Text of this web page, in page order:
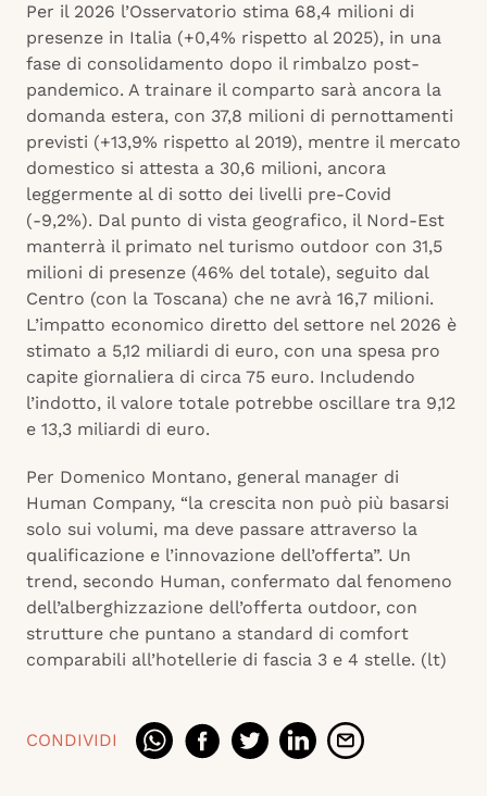
Per il 2026 l’Osservatorio stima 68,4 milioni di
presenze in Italia (+0,4% rispetto al 2025), in una
fase di consolidamento dopo il rimbalzo post-
pandemico. A trainare il comparto sarà ancora la
domanda estera, con 37,8 milioni di pernottamenti
previsti (+13,9% rispetto al 2019), mentre il mercato
domestico si attesta a 30,6 milioni, ancora
leggermente al di sotto dei livelli pre-Covid
(-9,2%). Dal punto di vista geografico, il Nord-Est
manterrà il primato nel turismo outdoor con 31,5
milioni di presenze (46% del totale), seguito dal
Centro (con la Toscana) che ne avrà 16,7 milioni.
L’impatto economico diretto del settore nel 2026 è
stimato a 5,12 miliardi di euro, con una spesa pro
capite giornaliera di circa 75 euro. Includendo
l’indotto, il valore totale potrebbe oscillare tra 9,12
e 13,3 miliardi di euro.
Per Domenico Montano, general manager di
Human Company, “la crescita non può più basarsi
solo sui volumi, ma deve passare attraverso la
qualificazione e l’innovazione dell’offerta”. Un
trend, secondo Human, confermato dal fenomeno
dell’alberghizzazione dell’offerta outdoor, con
strutture che puntano a standard di comfort
comparabili all’hotellerie di fascia 3 e 4 stelle. (lt)
CONDIVIDI